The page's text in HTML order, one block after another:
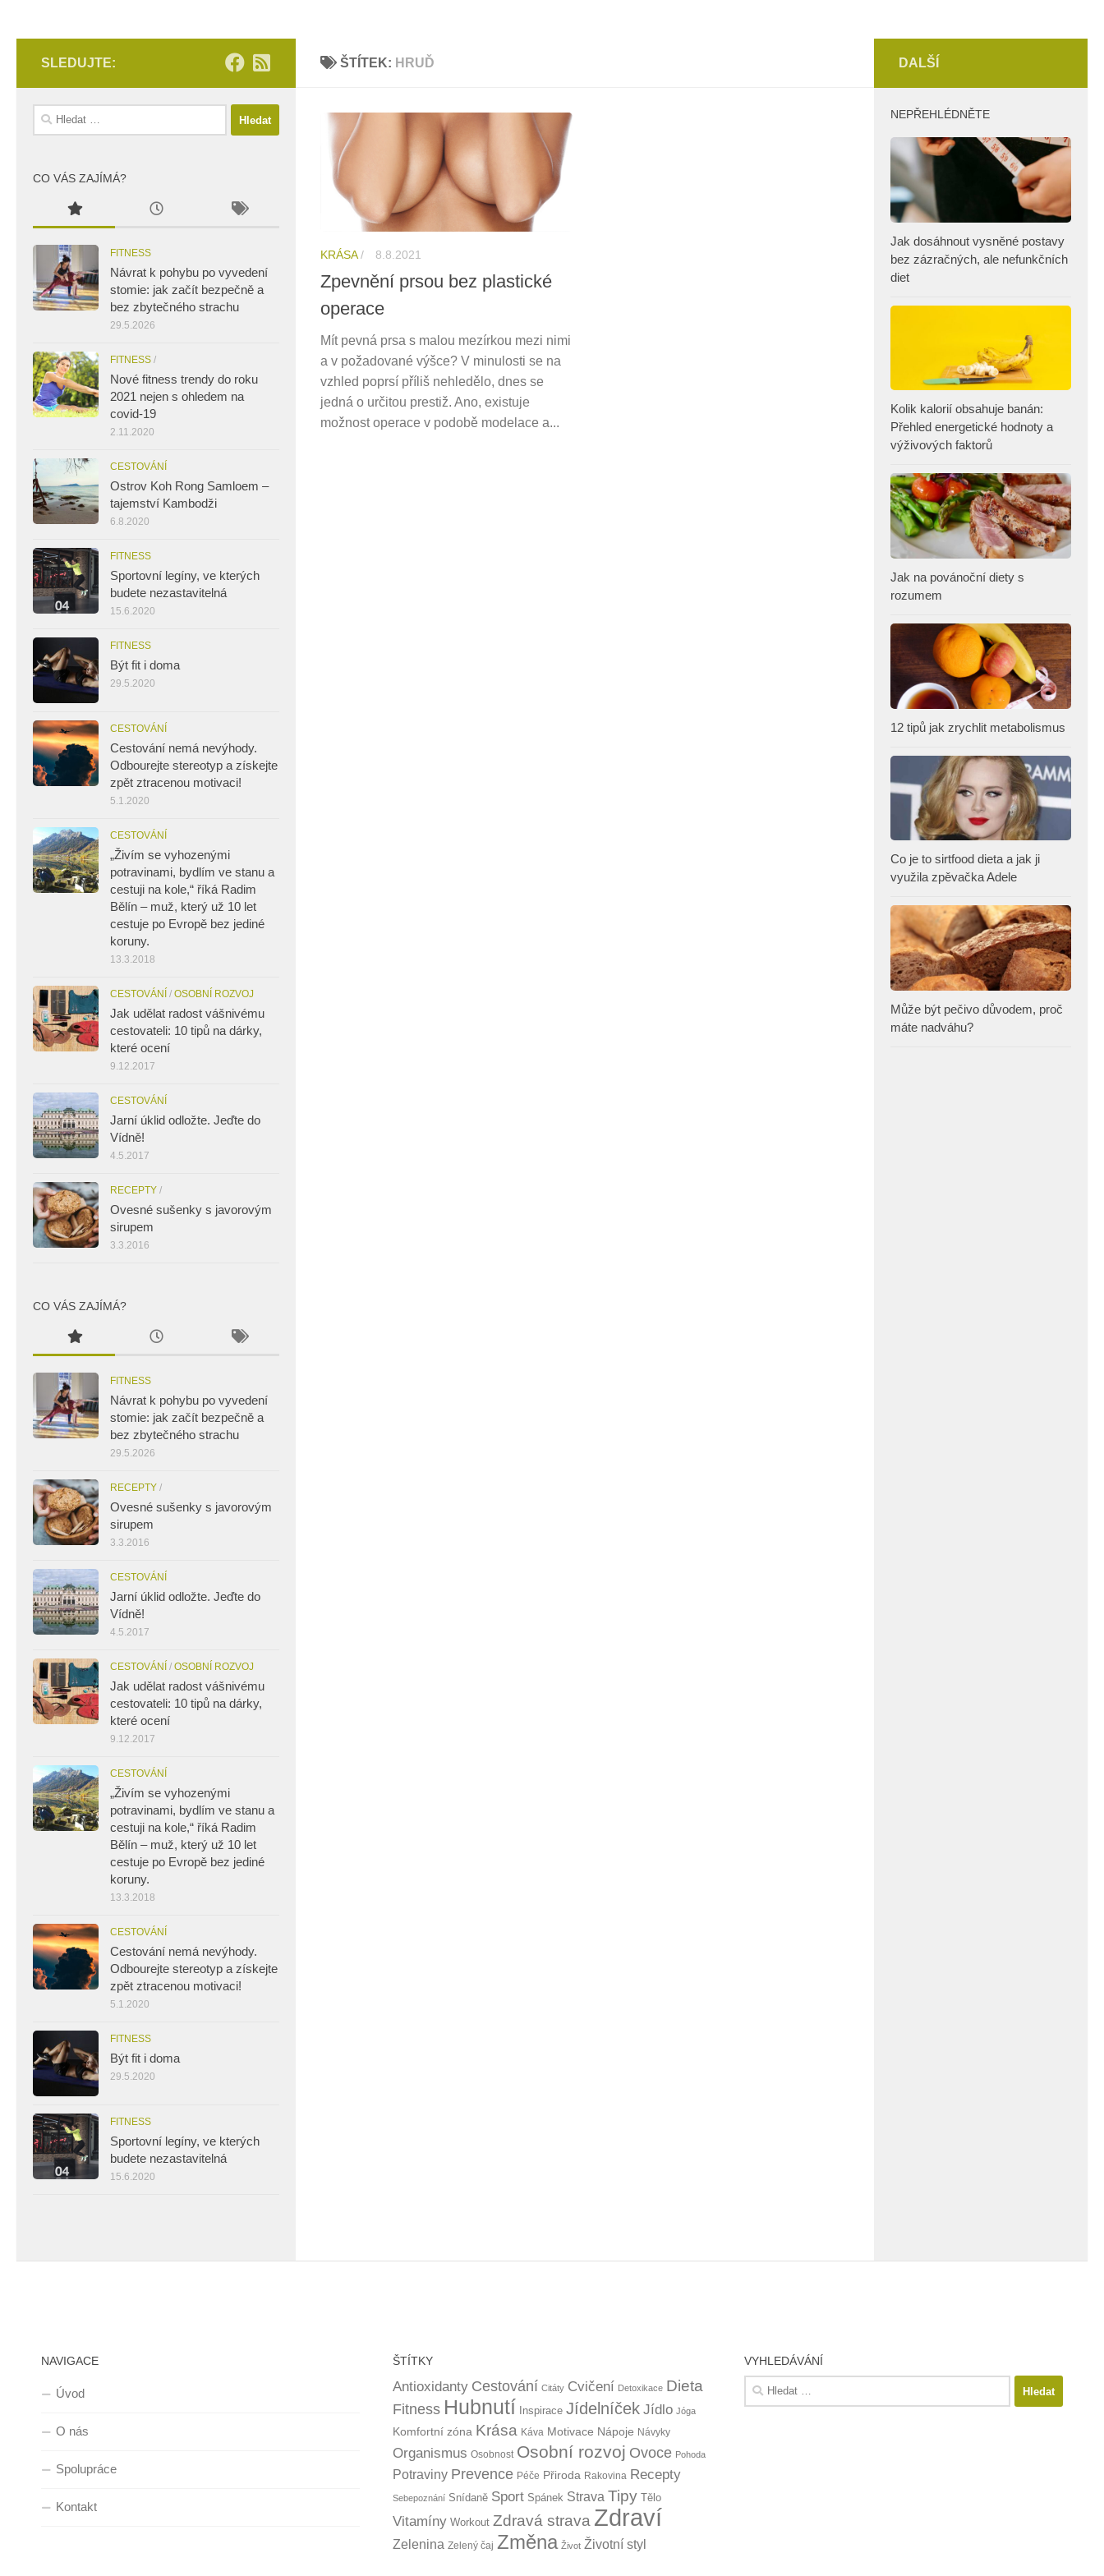
ŠTÍTEK: HRUĎ
KRÁSA/ 8.8.2021
Zpevnění prsou bez plastické
operace
Mít pevná prsa s malou mezírkou mezi nimi
a v požadované výšce? V minulosti se na
vzhled poprsí příliš nehledělo, dnes se
jedná o určitou prestiž. Ano, existuje
možnost operace v podobě modelace a...
SLEDUJTE:
Vyhledávání
CO VÁS ZAJÍMÁ?
FITNESS
Návrat k pohybu po vyvedení
stomie: jak začít bezpečně a
bez zbytečného strachu
29.5.2026
FITNESS /
Nové fitness trendy do roku
2021 nejen s ohledem na
covid-19
2.11.2020
CESTOVÁNÍ
Ostrov Koh Rong Samloem –
tajemství Kambodži
6.8.2020
FITNESS
Sportovní legíny, ve kterých
budete nezastavitelná
15.6.2020
FITNESS
Být fit i doma
29.5.2020
CESTOVÁNÍ
Cestování nemá nevýhody.
Odbourejte stereotyp a získejte
zpět ztracenou motivaci!
5.1.2020
CESTOVÁNÍ
„Živím se vyhozenými
potravinami, bydlím ve stanu a
cestuji na kole,“ říká Radim
Bělín – muž, který už 10 let
cestuje po Evropě bez jediné
koruny.
13.3.2018
CESTOVÁNÍ / OSOBNÍ ROZVOJ
Jak udělat radost vášnivému
cestovateli: 10 tipů na dárky,
které ocení
9.12.2017
CESTOVÁNÍ
Jarní úklid odložte. Jeďte do
Vídně!
4.5.2017
RECEPTY /
Ovesné sušenky s javorovým
sirupem
3.3.2016
CO VÁS ZAJÍMÁ?
FITNESS
Návrat k pohybu po vyvedení
stomie: jak začít bezpečně a
bez zbytečného strachu
29.5.2026
RECEPTY /
Ovesné sušenky s javorovým
sirupem
3.3.2016
CESTOVÁNÍ
Jarní úklid odložte. Jeďte do
Vídně!
4.5.2017
CESTOVÁNÍ / OSOBNÍ ROZVOJ
Jak udělat radost vášnivému
cestovateli: 10 tipů na dárky,
které ocení
9.12.2017
CESTOVÁNÍ
„Živím se vyhozenými
potravinami, bydlím ve stanu a
cestuji na kole,“ říká Radim
Bělín – muž, který už 10 let
cestuje po Evropě bez jediné
koruny.
13.3.2018
CESTOVÁNÍ
Cestování nemá nevýhody.
Odbourejte stereotyp a získejte
zpět ztracenou motivaci!
5.1.2020
FITNESS
Být fit i doma
29.5.2020
FITNESS
Sportovní legíny, ve kterých
budete nezastavitelná
15.6.2020
DALŠÍ
NEPŘEHLÉDNĚTE
Jak dosáhnout vysněné postavy
bez zázračných, ale nefunkčních
diet
Kolik kalorií obsahuje banán:
Přehled energetické hodnoty a
výživových faktorů
Jak na povánoční diety s
rozumem
12 tipů jak zrychlit metabolismus
Co je to sirtfood dieta a jak ji
využila zpěvačka Adele
Může být pečivo důvodem, proč
máte nadváhu?
NAVIGACE
Úvod
O nás
Spolupráce
Kontakt
ŠTÍTKY
Antioxidanty Cestování Citáty Cvičení Detoxikace Dieta
Fitness Hubnutí Inspirace Jídelníček Jídlo Jóga
Komfortní zóna Krása Káva Motivace Nápoje Návyky
Organismus Osobnost Osobní rozvoj Ovoce Pohoda
Potraviny Prevence Péče Přiroda Rakovina Recepty
Sebepoznání Snídaně Sport Spánek Strava Tipy Tělo
Vitamíny Workout Zdravá strava Zdraví
Zelenina Zelený čaj Změna Život Životní styl
VYHLEDÁVÁNÍ
Vyhledávání